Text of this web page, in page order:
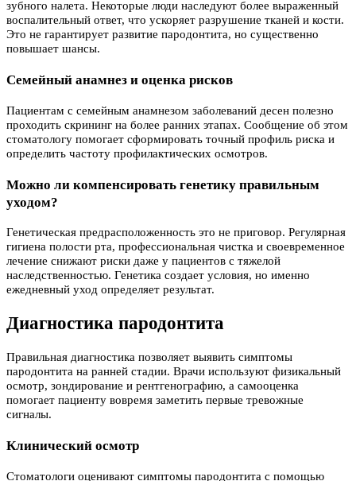
зубного налета. Некоторые люди наследуют более выраженный
воспалительный ответ, что ускоряет разрушение тканей и кости.
Это не гарантирует развитие пародонтита, но существенно
повышает шансы.
Семейный анамнез и оценка рисков
Пациентам с семейным анамнезом заболеваний десен полезно
проходить скрининг на более ранних этапах. Сообщение об этом
стоматологу помогает сформировать точный профиль риска и
определить частоту профилактических осмотров.
Можно ли компенсировать генетику правильным
уходом?
Генетическая предрасположенность это не приговор. Регулярная
гигиена полости рта, профессиональная чистка и своевременное
лечение снижают риски даже у пациентов с тяжелой
наследственностью. Генетика создает условия, но именно
ежедневный уход определяет результат.
Диагностика пародонтита
Правильная диагностика позволяет выявить симптомы
пародонтита на ранней стадии. Врачи используют физикальный
осмотр, зондирование и рентгенографию, а самооценка
помогает пациенту вовремя заметить первые тревожные
сигналы.
Клинический осмотр
Стоматологи оценивают симптомы пародонтита с помощью